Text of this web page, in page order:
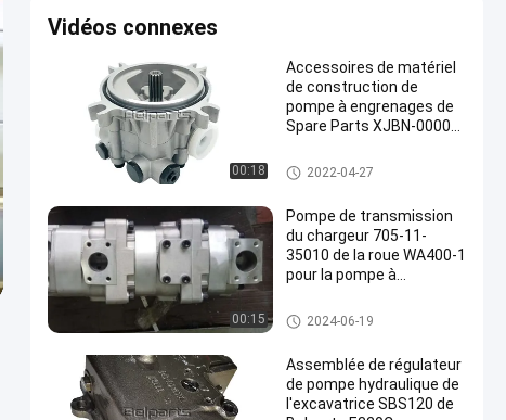
Vidéos connexes
00:18
Accessoires de matériel
de construction de
pompe à engrenages de
Spare Parts XJBN-00002
d'excavatrice de R290LC-
7 R360LC-7
Gear Pompe hydraulique
2022-04-27
00:15
Pompe de transmission
du chargeur 705-11-
35010 de la roue WA400-1
pour la pompe à
WA380-1
Gear Pompe hydraulique
2024-06-19
Assemblée de régulateur
de pompe hydraulique de
l'excavatrice SBS120 de